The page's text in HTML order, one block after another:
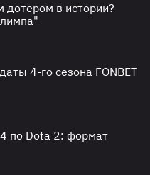
в истории?
4-го сезона FONBET
по Dota 2: формат